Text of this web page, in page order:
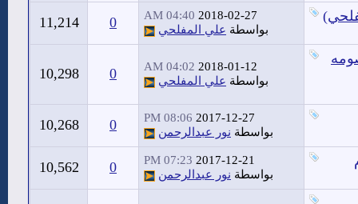
2018-02-27
04:40 AM
بواسطة علي المفلحي 0
11,214
2018-01-12
04:02 AM
بواسطة علي المفلحي 0
10,298
2017-12-27
08:06 PM
بواسطة نور عبدالرحمن 0
10,268
2017-12-21
07:23 PM
بواسطة نور عبدالرحمن 0
10,562